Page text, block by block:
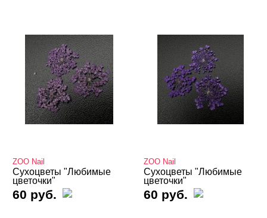
Распродажа
Дизайн ногтей
Втирка-спрей
Жидкая втирка
Ручки маркер для дизайна
Valentine's Day
Аэрография
ZOO Nail
Сухоцветы "Любимые
цветочки"
60 руб.
ZOO Nail
Сухоцветы "Любимые
цветочки"
60 руб.